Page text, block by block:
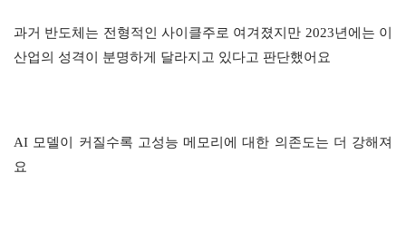
과거 반도체는 전형적인 사이클주로 여겨졌지만 2023년에는 이
산업의 성격이 분명하게 달라지고 있다고 판단했어요
AI 모델이 커질수록 고성능 메모리에 대한 의존도는 더 강해져
요